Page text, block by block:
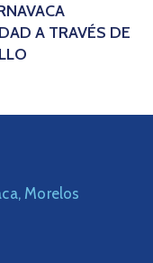
A TRAVÉS DE
Morelos